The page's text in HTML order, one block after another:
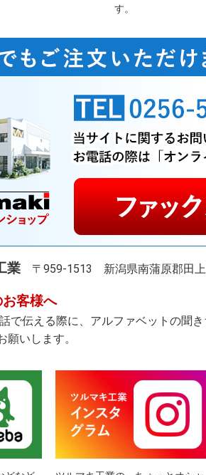
す。
業 〒959-1513 新潟県南蒲原郡田
客様へ
で伝える際に、アルファベットの聞
願いします。